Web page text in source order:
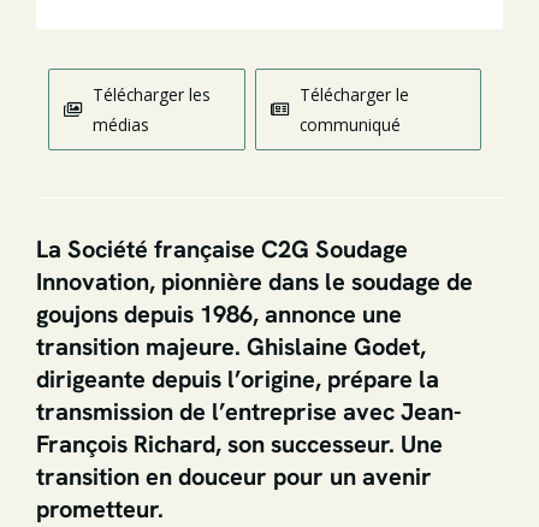
Télécharger les
médias
Télécharger le
communiqué
La Société française C2G Soudage
Innovation, pionnière dans le soudage de
goujons depuis 1986, annonce une
transition majeure. Ghislaine Godet,
dirigeante depuis l’origine, prépare la
transmission de l’entreprise avec Jean-
François Richard, son successeur. Une
transition en douceur pour un avenir
prometteur.